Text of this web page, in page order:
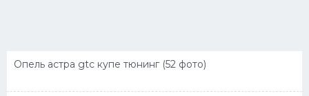
Опель астра gtc купе тюнинг (52 фото)